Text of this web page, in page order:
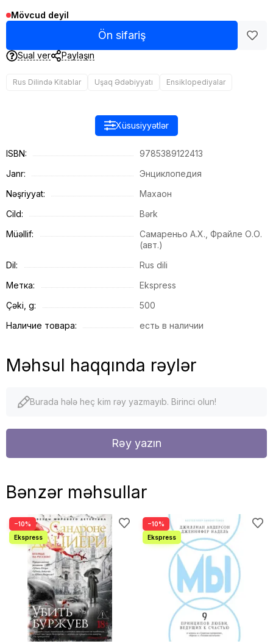
Mövcud deyil
Ön sifariş
Sual ver Paylaşın
Rus Dilində Kitablar Uşaq Ədəbiyyatı Ensiklopediyalar
Xüsusiyyətlər
ISBN:
9785389122413
Janr:
Энциклопедия
Nəşriyyat:
Махаон
Cild:
Bərk
Müəllif:
Самареньо А.Х., Фрайле О.О.
(авт.)
Dil:
Rus dili
Метка:
Ekspress
Çəki, g:
500
Наличие товара:
есть в наличии
Məhsul haqqında rəylər
Burada hələ heç kim rəy yazmayıb. Birinci olun!
Rəy yazın
Bənzər məhsullar
−10% −10%